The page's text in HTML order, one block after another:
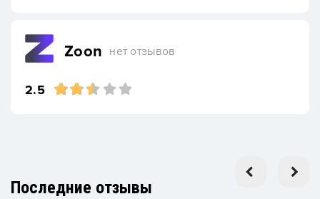
Zoon нет отзывов
2.5
Последние отзывы